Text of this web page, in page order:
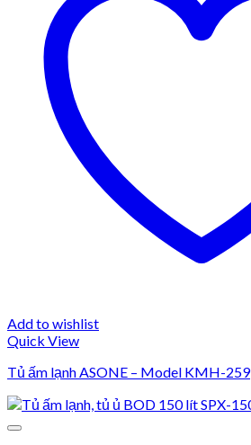
Add to wishlist
Quick View
Tủ ấm lạnh ASONE – Model KMH-259